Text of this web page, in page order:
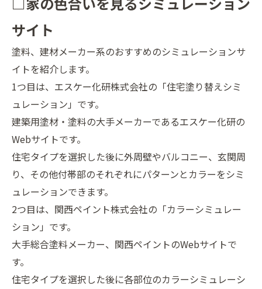
サイト
塗料、建材メーカー系のおすすめのシミュレーションサ
イトを紹介します。
1つ目は、エスケー化研株式会社の「住宅塗り替えシミ
ュレーション」です。
建築用塗材・塗料の大手メーカーであるエスケー化研の
Webサイトです。
住宅タイプを選択した後に外周壁やバルコニー、玄関周
り、その他付帯部のそれぞれにパターンとカラーをシミ
ュレーションできます。
2つ目は、関西ペイント株式会社の「カラーシミュレー
ション」です。
大手総合塗料メーカー、関西ペイントのWebサイトで
す。
住宅タイプを選択した後に各部位のカラーシミュレーシ